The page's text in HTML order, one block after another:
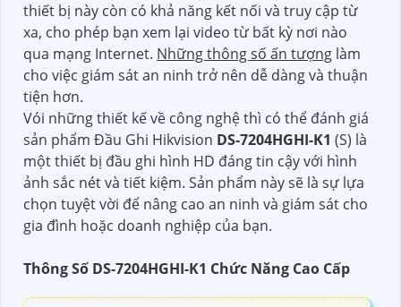
thiết bị này còn có khả năng kết nối và truy cập từ
xa, cho phép bạn xem lại video từ bất kỳ nơi nào
qua mạng Internet. Những thông số ấn tượng làm
cho việc giám sát an ninh trở nên dễ dàng và thuận
tiện hơn.
Vói những thiết kế về công nghệ thì có thể đánh giá
sản phẩm Đầu Ghi Hikvision DS-7204HGHI-K1 (S) là
một thiết bị đầu ghi hình HD đáng tin cậy với hình
ảnh sắc nét và tiết kiệm. Sản phẩm này sẽ là sự lựa
chọn tuyệt vời để nâng cao an ninh và giám sát cho
gia đình hoặc doanh nghiệp của bạn.
Thông Số DS-7204HGHI-K1 Chức Năng Cao Cấp